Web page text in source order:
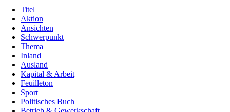
Titel
Aktion
Ansichten
Schwerpunkt
Thema
Inland
Ausland
Kapital & Arbeit
Feuilleton
Sport
Politisches Buch